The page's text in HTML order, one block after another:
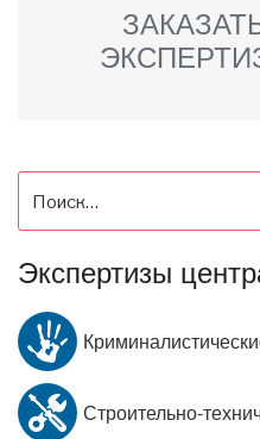
Экспертизы
Строительно-